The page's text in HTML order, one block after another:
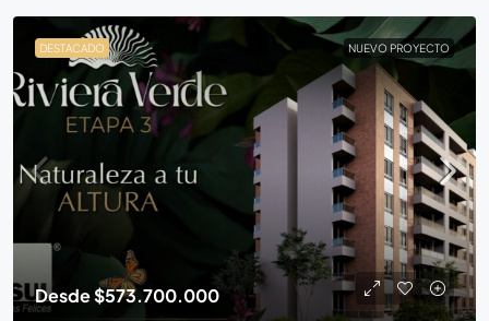
DESTACADO NUEVO PROYECTO
Desde$573.700.000